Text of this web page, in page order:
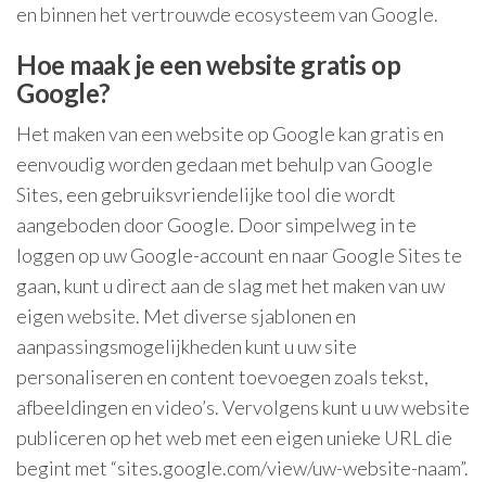
en binnen het vertrouwde ecosysteem van Google.
Hoe maak je een website gratis op
Google?
Het maken van een website op Google kan gratis en
eenvoudig worden gedaan met behulp van Google
Sites, een gebruiksvriendelijke tool die wordt
aangeboden door Google. Door simpelweg in te
loggen op uw Google-account en naar Google Sites te
gaan, kunt u direct aan de slag met het maken van uw
eigen website. Met diverse sjablonen en
aanpassingsmogelijkheden kunt u uw site
personaliseren en content toevoegen zoals tekst,
afbeeldingen en video’s. Vervolgens kunt u uw website
publiceren op het web met een eigen unieke URL die
begint met “sites.google.com/view/uw-website-naam”.